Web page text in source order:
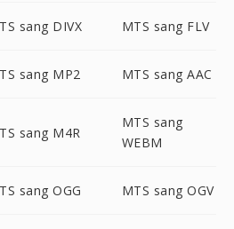
sang DIVX MTS sang FLV
sang MP2 MTS sang AAC
sang M4R
MTS sang
WEBM
sang OGG MTS sang OGV